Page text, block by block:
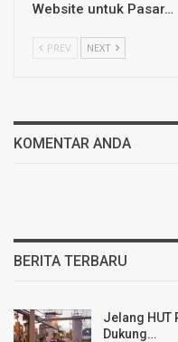
Website untuk Pasar…
PREV NEXT
KOMENTAR ANDA
BERITA TERBARU
Jelang HUT
Dukung…